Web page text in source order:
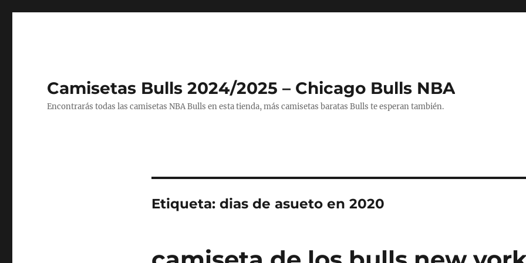
Camisetas Bulls 2024/2025 – Chicago Bulls NBA
Encontrarás todas las camisetas NBA Bulls en esta tienda, más camisetas baratas Bulls te esperan también.
Etiqueta: dias de asueto en 2020